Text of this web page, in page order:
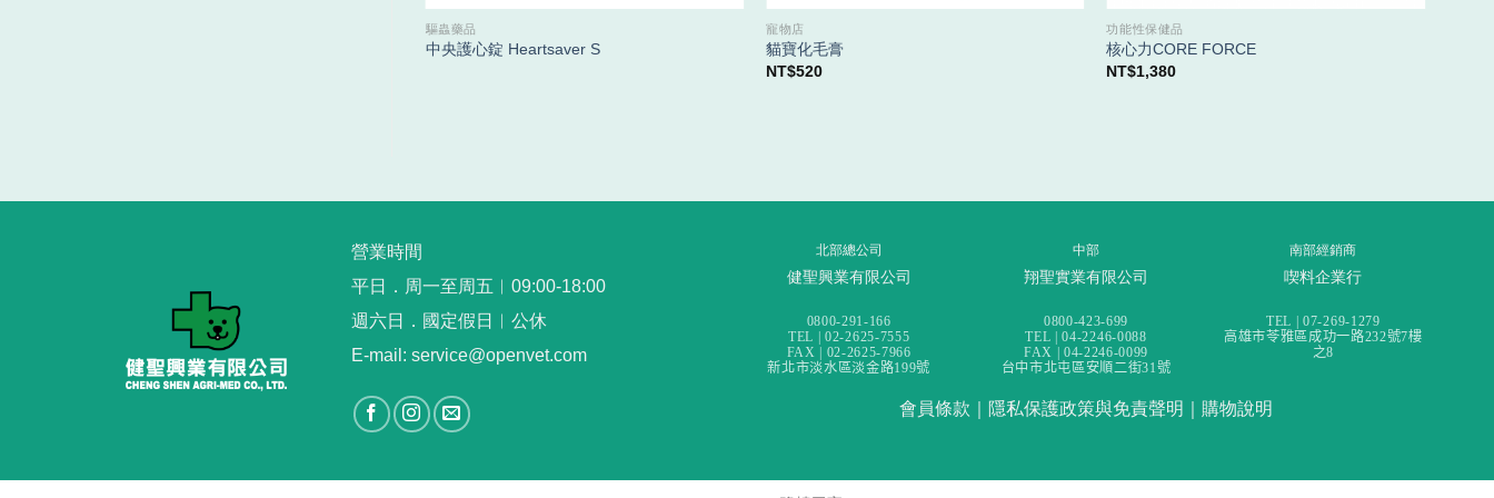
驅蟲藥品
中央護心錠 Heartsaver S
寵物店
貓寶化毛膏
NT$520
功能性保健品
核心力CORE FORCE
NT$1,380
營業時間
平日．周一至周五︳09:00-18:00
週六日．國定假日︳公休
E-mail: service@openvet.com
北部總公司
健聖興業有限公司
0800-291-166
TEL | 02-2625-7555
FAX | 02-2625-7966
新北市淡水區淡金路199號
中部
翔聖實業有限公司
0800-423-699
TEL | 04-2246-0088
FAX | 04-2246-0099
台中市北屯區安順二街31號
南部經銷商
喫料企業行
TEL | 07-269-1279
高雄市苓雅區成功一路232號7樓
之8
會員條款 隱私保護政策與免責聲明 購物說明